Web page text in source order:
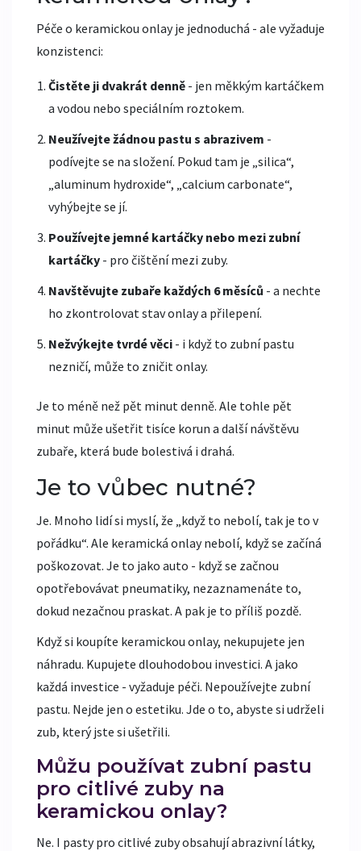
Péče o keramickou onlay je jednoduchá - ale vyžaduje
konzistenci:
Čistěte ji dvakrát denně - jen měkkým kartáčkem
a vodou nebo speciálním roztokem.
Neužívejte žádnou pastu s abrazivem -
podívejte se na složení. Pokud tam je „silica“,
„aluminum hydroxide“, „calcium carbonate“,
vyhýbejte se jí.
Používejte jemné kartáčky nebo mezi zubní
kartáčky - pro čištění mezi zuby.
Navštěvujte zubaře každých 6 měsíců - a nechte
ho zkontrolovat stav onlay a přilepení.
Nežvýkejte tvrdé věci - i když to zubní pastu
nezničí, může to zničit onlay.
Je to méně než pět minut denně. Ale tohle pět
minut může ušetřit tisíce korun a další návštěvu
zubaře, která bude bolestivá i drahá.
Je to vůbec nutné?
Je. Mnoho lidí si myslí, že „když to nebolí, tak je to v
pořádku“. Ale keramická onlay nebolí, když se začíná
poškozovat. Je to jako auto - když se začnou
opotřebovávat pneumatiky, nezaznamenáte to,
dokud nezačnou praskat. A pak je to příliš pozdě.
Když si koupíte keramickou onlay, nekupujete jen
náhradu. Kupujete dlouhodobou investici. A jako
každá investice - vyžaduje péči. Nepoužívejte zubní
pastu. Nejde jen o estetiku. Jde o to, abyste si udrželi
zub, který jste si ušetřili.
Můžu používat zubní pastu
pro citlivé zuby na
keramickou onlay?
Ne. I pasty pro citlivé zuby obsahují abrazivní látky,